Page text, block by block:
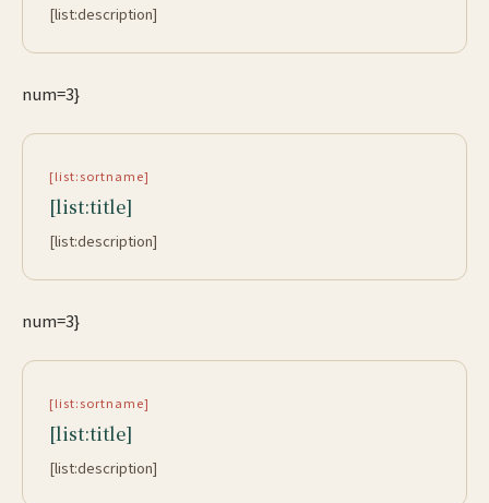
[list:description]
num=3}
[list:sortname]
[list:title]
[list:description]
num=3}
[list:sortname]
[list:title]
[list:description]